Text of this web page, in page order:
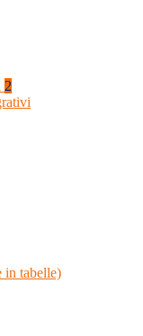
2
in tabelle)